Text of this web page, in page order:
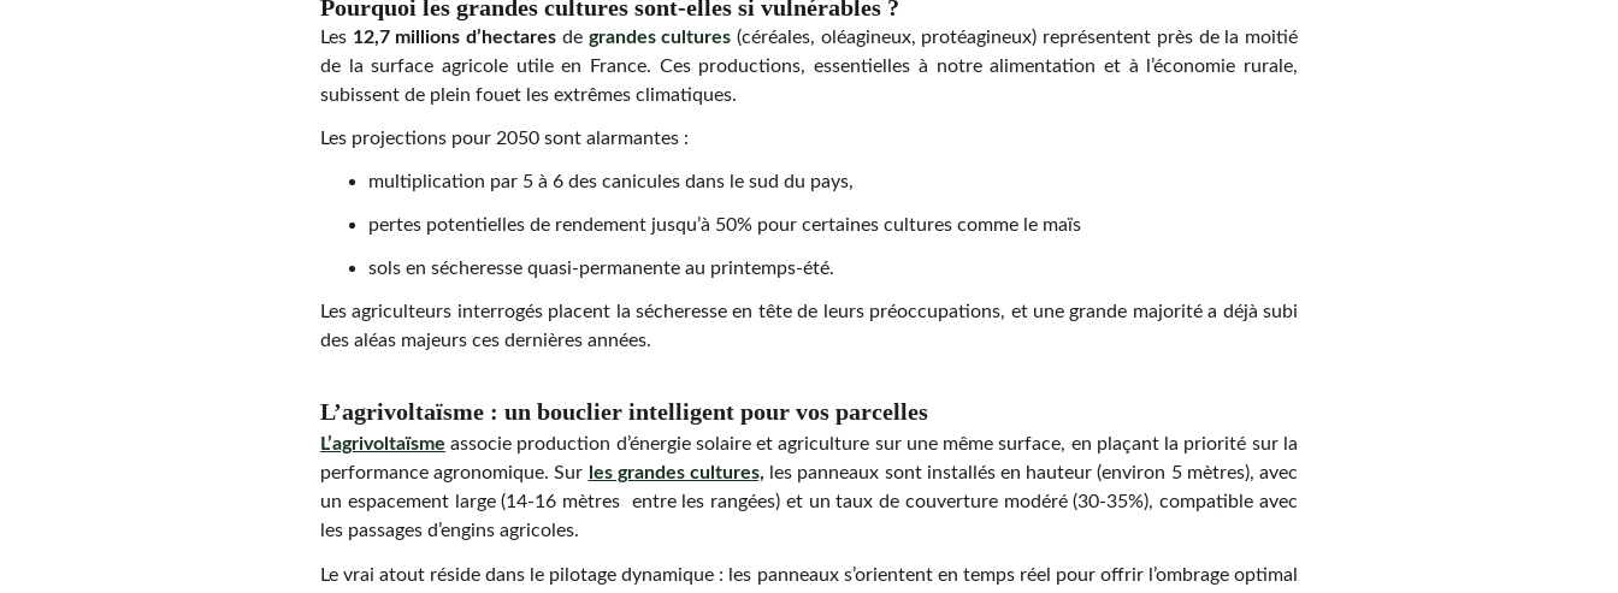
Pourquoi les grandes cultures sont-elles si vulnérables ?
Les 12,7 millions d’hectares de grandes cultures (céréales, oléagineux, protéagineux) représentent près de la moitié
de la surface agricole utile en France. Ces productions, essentielles à notre alimentation et à l’économie rurale,
subissent de plein fouet les extrêmes climatiques.
Les projections pour 2050 sont alarmantes :
multiplication par 5 à 6 des canicules dans le sud du pays,
pertes potentielles de rendement jusqu’à 50% pour certaines cultures comme le maïs
sols en sécheresse quasi-permanente au printemps-été.
Les agriculteurs interrogés placent la sécheresse en tête de leurs préoccupations, et une grande majorité a déjà subi
des aléas majeurs ces dernières années.
L’agrivoltaïsme : un bouclier intelligent pour vos parcelles
L’agrivoltaïsme associe production d’énergie solaire et agriculture sur une même surface, en plaçant la priorité sur la
performance agronomique. Sur les grandes cultures, les panneaux sont installés en hauteur (environ 5 mètres), avec
un espacement large (14-16 mètres entre les rangées) et un taux de couverture modéré (30-35%), compatible avec
les passages d’engins agricoles.
Le vrai atout réside dans le pilotage dynamique : les panneaux s’orientent en temps réel pour offrir l’ombrage optimal